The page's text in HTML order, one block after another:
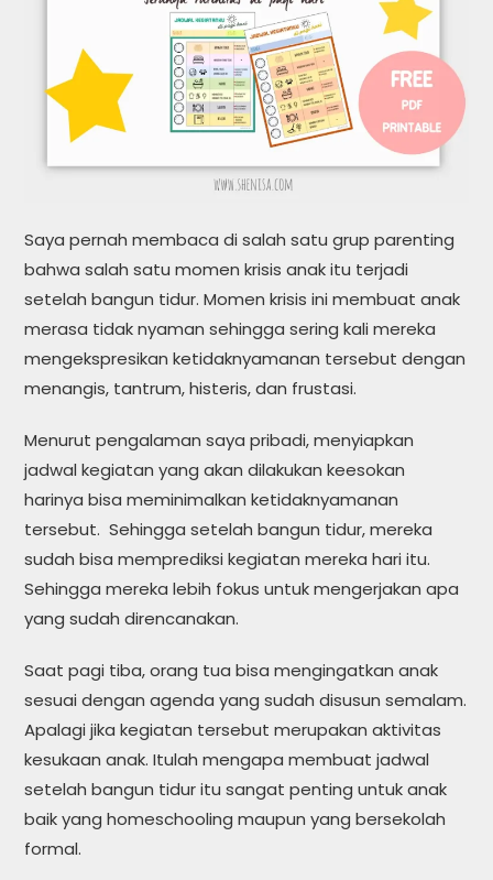
Saya pernah membaca di salah satu grup parenting
bahwa salah satu momen krisis anak itu terjadi
setelah bangun tidur. Momen krisis ini membuat anak
merasa tidak nyaman sehingga sering kali mereka
mengekspresikan ketidaknyamanan tersebut dengan
menangis, tantrum, histeris, dan frustasi.
Menurut pengalaman saya pribadi, menyiapkan
jadwal kegiatan yang akan dilakukan keesokan
harinya bisa meminimalkan ketidaknyamanan
tersebut. Sehingga setelah bangun tidur, mereka
sudah bisa memprediksi kegiatan mereka hari itu.
Sehingga mereka lebih fokus untuk mengerjakan apa
yang sudah direncanakan.
Saat pagi tiba, orang tua bisa mengingatkan anak
sesuai dengan agenda yang sudah disusun semalam.
Apalagi jika kegiatan tersebut merupakan aktivitas
kesukaan anak. Itulah mengapa membuat jadwal
setelah bangun tidur itu sangat penting untuk anak
baik yang homeschooling maupun yang bersekolah
formal.